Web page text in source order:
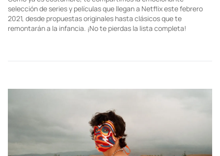
Lanzamientos de Netflix en febrero 2021
Como ya es costumbre, te compartimos la emocionante
selección de series y películas que llegan a Netflix este febrero
2021, desde propuestas originales hasta clásicos que te
remontarán a la infancia. ¡No te pierdas la lista completa!